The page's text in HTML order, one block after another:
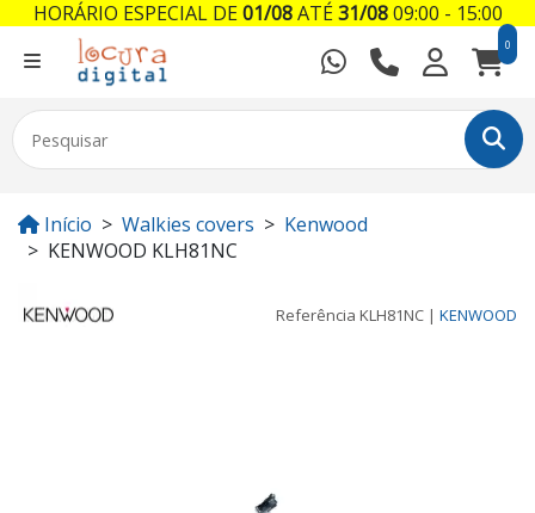
0
Início Walkies covers
Kenwood
KENWOOD KLH81NC
Referência KLH81NC | KENWOOD
HORÁRIO ESPECIAL DE01/08ATÉ31/0809:00 - 15:00